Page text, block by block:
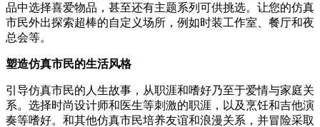
品中选择喜爱物品，甚至还有主题系列可供挑选。让您的仿真
市民外出探索超棒的自定义场所，例如时装工作室、餐厅和夜
总会等。
塑造仿真市民的生活风格
引导仿真市民的人生故事，从职涯和嗜好乃至于爱情与家庭关
系。选择时尚设计师和医生等刺激的职涯，以及烹饪和吉他演
奏等嗜好。和其他仿真市民培养友谊和浪漫关系，并冒险采取